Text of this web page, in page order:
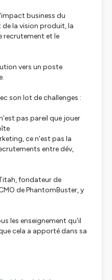
business du
la vision produit, la
recrutement et le
vers un poste
son lot de challenges :
pas pareil que jouer
ce n'est pas la
entre dév,
fondateur de
de PhantomBuster, y
les enseignement qu'il
cela a apporté dans sa